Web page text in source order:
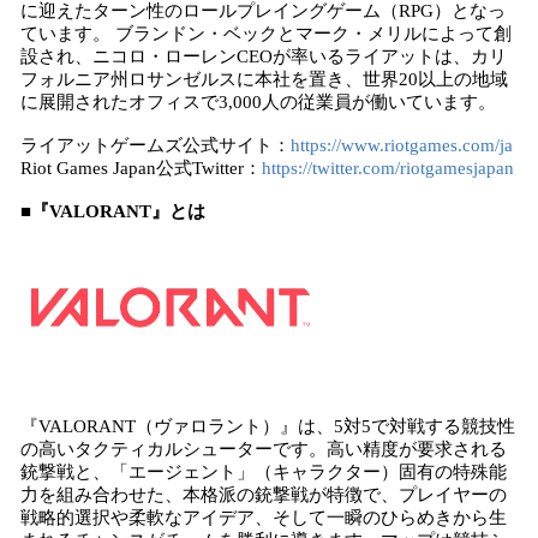
に迎えたターン性のロールプレイングゲーム（RPG）となっ
ています。 ブランドン・ベックとマーク・メリルによって創
設され、ニコロ・ローレンCEOが率いるライアットは、カリ
フォルニア州ロサンゼルスに本社を置き、世界20以上の地域
に展開されたオフィスで3,000人の従業員が働いています。
ライアットゲームズ公式サイト： https://www.riotgames.com/ja
Riot Games Japan公式Twitter： https://twitter.com/riotgamesjapan
■『VALORANT』とは
『VALORANT（ヴァロラント）』は、5対5で対戦する競技性
の高いタクティカルシューターです。高い精度が要求される
銃撃戦と、「エージェント」（キャラクター）固有の特殊能
力を組み合わせた、本格派の銃撃戦が特徴で、プレイヤーの
戦略的選択や柔軟なアイデア、そして一瞬のひらめきから生